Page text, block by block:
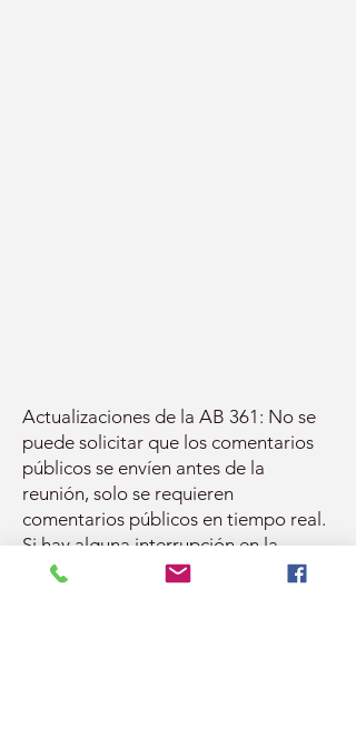
Actualizaciones de la AB 361: No se
puede solicitar que los comentarios
públicos se envíen antes de la
reunión, solo se requieren
comentarios públicos en tiempo real.
Si hay alguna interrupción en la
transmisión que impida que el público